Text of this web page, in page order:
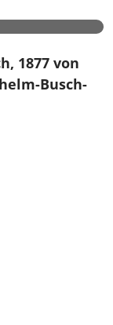
1877 von
Busch-